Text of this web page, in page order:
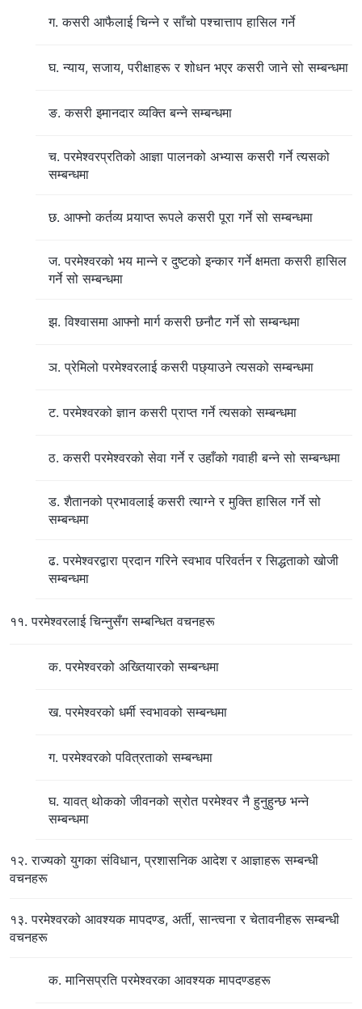
ग. कसरी आफैलाई चिन्‍ने र साँचो पश्‍चात्ताप हासिल गर्ने
घ. न्याय, सजाय, परीक्षाहरू र शोधन भएर कसरी जाने सो सम्‍बन्धमा
ङ. कसरी इमानदार व्यक्ति बन्‍ने सम्बन्धमा
च. परमेश्‍वरप्रतिको आज्ञा पालनको अभ्यास कसरी गर्ने त्यसको
सम्बन्धमा
छ. आफ्‍नो कर्तव्य पर्‍याप्त रूपले कसरी पूरा गर्ने सो सम्बन्धमा
ज. परमेश्‍वरको भय मान्‍ने र दुष्टको इन्कार गर्ने क्षमता कसरी हासिल
गर्ने सो सम्बन्धमा
झ. विश्‍वासमा आफ्‍नो मार्ग कसरी छनौट गर्ने सो सम्बन्धमा
ञ. प्रेमिलो परमेश्‍वरलाई कसरी पछ्याउने त्यसको सम्‍बन्धमा
ट. परमेश्‍वरको ज्ञान कसरी प्राप्त गर्ने त्यसको सम्बन्धमा
ठ. कसरी परमेश्‍वरको सेवा गर्ने र उहाँको गवाही बन्‍ने सो सम्बन्धमा
ड. शैतानको प्रभावलाई कसरी त्याग्ने र मुक्ति हासिल गर्ने सो
सम्बन्धमा
ढ. परमेश्‍वरद्वारा प्रदान गरिने स्वभाव परिवर्तन र सिद्धताको खोजी
सम्बन्धमा
११. परमेश्‍वरलाई चिन्‍नुसँग सम्बन्धित वचनहरू
क. परमेश्‍वरको अख्तियारको सम्बन्धमा
ख. परमेश्‍वरको धर्मी स्वभावको सम्बन्धमा
ग. परमेश्‍वरको पवित्रताको सम्बन्धमा
घ. यावत् थोकको जीवनको स्रोत परमेश्‍वर नै हुनुहुन्छ भन्‍ने
सम्बन्धमा
१२. राज्यको युगका संविधान, प्रशासनिक आदेश र आज्ञाहरू सम्बन्धी
वचनहरू
१३. परमेश्‍वरको आवश्यक मापदण्ड, अर्ती, सान्त्वना र चेतावनीहरू सम्बन्धी
वचनहरू
क. मानिसप्रति परमेश्‍वरका आवश्यक मापदण्डहरू